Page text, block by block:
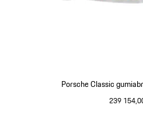
Porsche Classic
239